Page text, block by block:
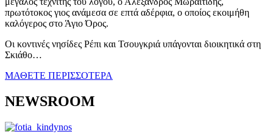
πρωτότοκος γιος ανάμεσα σε επτά αδέρφια, ο οποίος εκοιμήθη
καλόγερος στο Άγιο Όρος.
Οι κοντινές νησίδες Ρέπι και Τσουγκριά υπάγονται διοικητικά στη
Σκιάθο…
ΜΑΘΕΤΕ ΠΕΡΙΣΣΟΤΕΡΑ
NEWSROOM